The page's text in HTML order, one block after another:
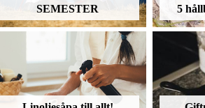
SEMESTER
5